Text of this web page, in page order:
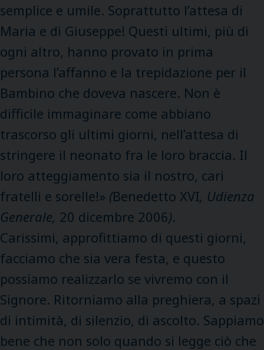
semplice e umile. Soprattutto l’attesa di
Maria e di Giuseppe! Questi ultimi, più di
ogni altro, hanno provato in prima
persona l’affanno e la trepidazione per il
Bambino che doveva nascere. Non è
difficile immaginare come abbiano
trascorso gli ultimi giorni, nell’attesa di
stringere il neonato fra le loro braccia. Il
loro atteggiamento sia il nostro, cari
fratelli e sorelle!» (Benedetto XVI, Udienza
Generale, 20 dicembre 2006).
Carissimi, approfittiamo di questi giorni,
facciamo che sia vera festa, e questo
possiamo realizzarlo se vivremo con il
Signore. Ritorniamo alla preghiera, a spazi
di intimità, di silenzio, di ascolto. Sappiamo
bene che non solo quando si legge ciò che